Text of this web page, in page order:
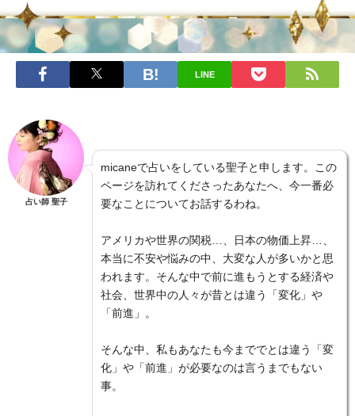
LINE
占い師 聖子
micaneで占いをしている聖子と申します。この
ページを訪れてくださったあなたへ、今一番必
要なことについてお話するわね。
アメリカや世界の関税…、日本の物価上昇…、
本当に不安や悩みの中、大変な人が多いかと思
われます。そんな中で前に進もうとする経済や
社会、世界中の人々が昔とは違う「変化」や
「前進」。
そんな中、私もあなたも今まででとは違う「変
化」や「前進」が必要なのは言うまでもない
事。